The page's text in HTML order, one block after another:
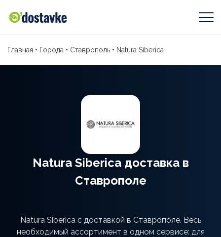
Главная • Города • Ставрополь • Natura Siberica
Natura Siberica доставка в
Ставрополе
Natura Siberica с доставкой в Ставрополе. Весь
необходимый ассортимент в одном сервисе: для